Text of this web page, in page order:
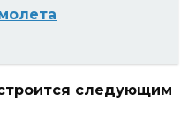
следующим